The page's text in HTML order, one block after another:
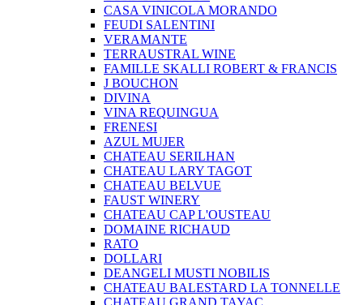
CASA VINICOLA MORANDO
FEUDI SALENTINI
VERAMANTE
TERRAUSTRAL WINE
FAMILLE SKALLI ROBERT & FRANCIS
J BOUCHON
DIVINA
VINA REQUINGUA
FRENESI
AZUL MUJER
CHATEAU SERILHAN
CHATEAU LARY TAGOT
CHATEAU BELVUE
FAUST WINERY
CHATEAU CAP L'OUSTEAU
DOMAINE RICHAUD
RATO
DOLLARI
DEANGELI MUSTI NOBILIS
CHATEAU BALESTARD LA TONNELLE
CHATEAU GRAND TAYAC